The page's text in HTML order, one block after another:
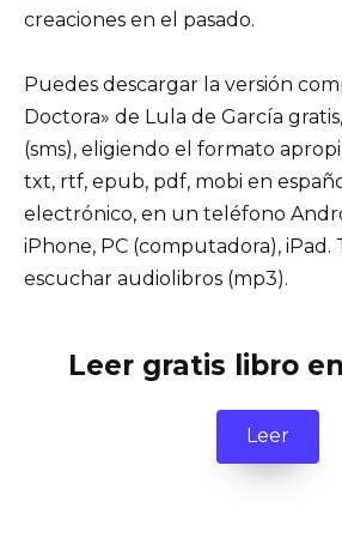
creaciones en el pasado.
Puedes descargar la versión
Doctora» de Lula de García
(sms), eligiendo el formato
txt, rtf, epub, pdf, mobi en
electrónico, en un teléfono
iPhone, PC (computadora),
escuchar audiolibros (mp3).
Leer gratis libro
Leer